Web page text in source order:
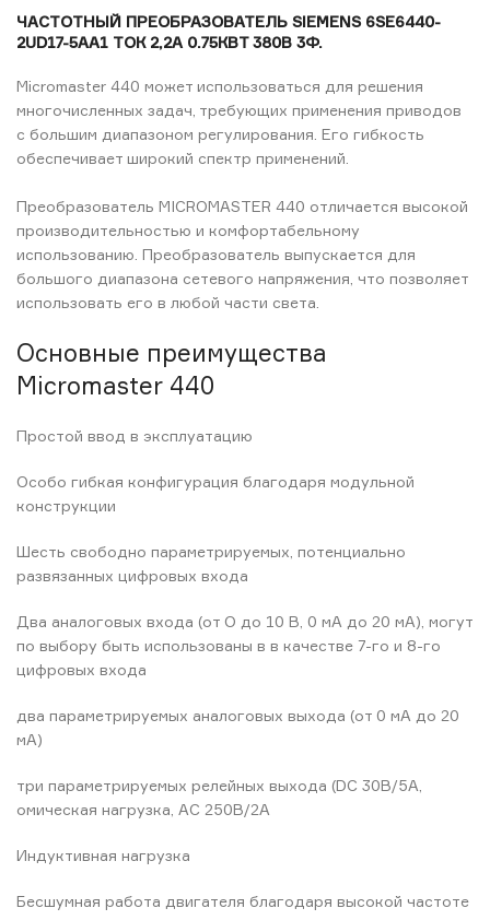
ЧАСТОТНЫЙ ПРЕОБРАЗОВАТЕЛЬ SIEMENS 6SE6440-
2UD17-5AA1 ТОК 2,2А 0.75КВТ 380В 3Ф.
Micromaster 440 может использоваться для решения
многочисленных задач, требующих применения приводов
с большим диапазоном регулирования. Его гибкость
обеспечивает широкий спектр применений.
Преобразователь MICROMASTER 440 отличается высокой
производительностью и комфортабельному
использованию. Преобразователь выпускается для
большого диапазона сетевого напряжения, что позволяет
использовать его в любой части света.
Основные преимущества
Micromaster 440
Простой ввод в эксплуатацию
Особо гибкая конфигурация благодаря модульной
конструкции
Шесть свободно параметрируемых, потенциально
развязанных цифровых входа
Два аналоговых входа (от О до 10 В, 0 мА до 20 мА), могут
по выбору быть использованы в в качестве 7-го и 8-го
цифровых входа
два параметрируемых аналоговых выхода (от 0 мА до 20
мА)
три параметрируемых релейных выхода (DC 30В/5А,
омическая нагрузка, AC 250В/2А
Индуктивная нагрузка
Бесшумная работа двигателя благодаря высокой частоте